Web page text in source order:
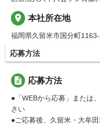
place 本社所在地
福岡県久留米市国分町
応募方法
description 応募方法
●「WEBから応募」または
さい
●ご応募後、久留米・大牟